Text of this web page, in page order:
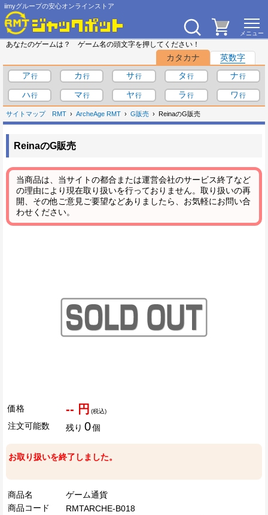
iimyグループの安心オンラインストア
あなたのゲームは？ ゲーム名の頭文字を押してください！
カタカナ
英数字
ア
カ サ タ
ナ
ハ
マ ヤ ラ ワ
サイトマップ RMT ArcheAge RMT G販売 ReinaのG販売
ReinaのG販売
当商品は、当サイトの都合または運営会社のサービス終了など
の理由により現在取り扱いを行っておりません。取り扱いの再
開、その他ご意見ご要望などありましたら、お気軽にお問い合
わせください。
価格 -- 円 (税込)
注文可能数 残り 0個
お取り扱いを終了しました。
商品名
ゲーム通貨
商品コード
RMTARCHE-B018